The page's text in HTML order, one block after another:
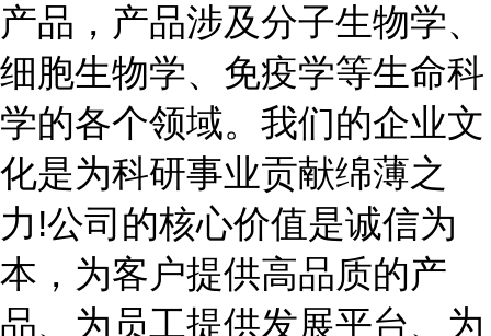
产品，产品涉及分子生物学、
细胞生物学、免疫学等生命科
学的各个领域。我们的企业文
化是为科研事业贡献绵薄之
力!公司的核心价值是诚信为
本，为客户提供高品质的产
品、为员工提供发展平台、为